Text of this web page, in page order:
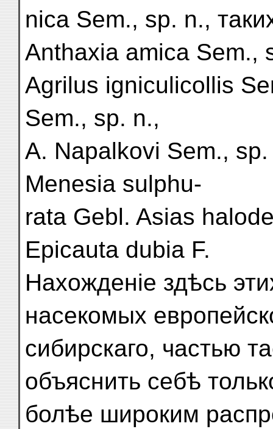
nica Sem., sp. n.,
Anthaxia amica Sem.,
Agrilus igniculicollis
Sem., sp. n.,
A. Napalkovi Sem.,
Menesia sulphu-
rata Gebl. Asias
Epicauta dubia F.
Нахожденіе здѣсь
насекомых
сибирскаго, частью
объяснить себѣ
болѣе широким